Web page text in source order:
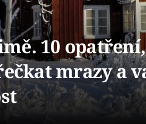
10
mrazy a